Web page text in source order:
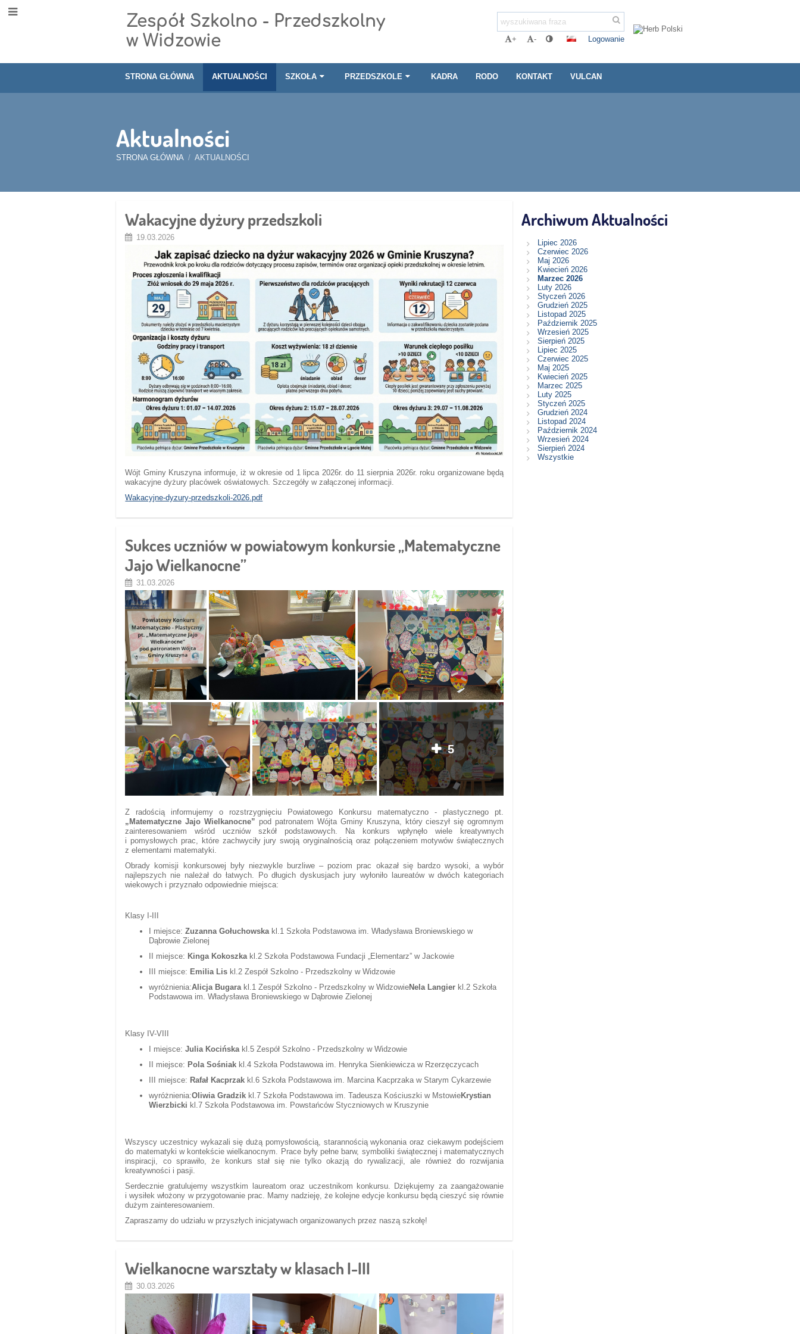
Zespół Szkolno - Przedszkolny
w Widzowie
+ - Logowanie
STRONA GŁÓWNA AKTUALNOŚCI SZKOŁA PRZEDSZKOLE KADRA RODO KONTAKT VULCAN
Aktualności
STRONA GŁÓWNA / AKTUALNOŚCI
Aktualności
Wakacyjne dyżury przedszkoli
19.03.2026
Wójt Gminy Kruszyna informuje, iż w okresie od 1 lipca 2026r. do 11 sierpnia 2026r. roku organizowane będą
wakacyjne dyżury placówek oświatowych. Szczegóły w załączonej informacji.
Wakacyjne-dyzury-przedszkoli-2026.pdf
Sukces uczniów w powiatowym konkursie „Matematyczne
Jajo Wielkanocne”
31.03.2026
5
Z radością informujemy o rozstrzygnięciu Powiatowego Konkursu matematyczno - plastycznego pt.
„Matematyczne Jajo Wielkanocne” pod patronatem Wójta Gminy Kruszyna, który cieszył się ogromnym
zainteresowaniem wśród uczniów szkół podstawowych. Na konkurs wpłynęło wiele kreatywnych
i pomysłowych prac, które zachwyciły jury swoją oryginalnością oraz połączeniem motywów świątecznych
z elementami matematyki.
Obrady komisji konkursowej były niezwykle burzliwe – poziom prac okazał się bardzo wysoki, a wybór
najlepszych nie należał do łatwych. Po długich dyskusjach jury wyłoniło laureatów w dwóch kategoriach
wiekowych i przyznało odpowiednie miejsca:
Klasy I-III
I miejsce:Zuzanna Gołuchowskakl.1 Szkoła Podstawowa im. Władysława Broniewskiego w
Dąbrowie Zielonej
II miejsce: Kinga Kokoszkakl.2 Szkoła Podstawowa Fundacji „Elementarz” w Jackowie
III miejsce: Emilia Lis kl.2 Zespół Szkolno - Przedszkolny w Widzowie
wyróżnienia:Alicja Bugarakl.1 Zespół Szkolno - Przedszkolny w WidzowieNela Langier kl.2 Szkoła
Podstawowa im. Władysława Broniewskiego w Dąbrowie Zielonej
Klasy IV-VIII
I miejsce: Julia Kocińska kl.5 Zespół Szkolno - Przedszkolny w Widzowie
II miejsce: Pola Sośniak kl.4 Szkoła Podstawowa im. Henryka Sienkiewicza w Rzerzęczycach
III miejsce: Rafał Kacprzak kl.6 Szkoła Podstawowa im. Marcina Kacprzaka w Starym Cykarzewie
wyróżnienia:Oliwia Gradzik kl.7 Szkoła Podstawowa im. Tadeusza Kościuszki w MstowieKrystian
Wierzbicki kl.7 Szkoła Podstawowa im. Powstańców Styczniowych w Kruszynie
Wszyscy uczestnicy wykazali się dużą pomysłowością, starannością wykonania oraz ciekawym podejściem
do matematyki w kontekście wielkanocnym. Prace były pełne barw, symboliki świątecznej i matematycznych
inspiracji, co sprawiło, że konkurs stał się nie tylko okazją do rywalizacji, ale również do rozwijania
kreatywności i pasji.
Serdecznie gratulujemy wszystkim laureatom oraz uczestnikom konkursu. Dziękujemy za zaangażowanie
i wysiłek włożony w przygotowanie prac. Mamy nadzieję, że kolejne edycje konkursu będą cieszyć się równie
dużym zainteresowaniem.
Zapraszamy do udziału w przyszłych inicjatywach organizowanych przez naszą szkołę!
Wielkanocne warsztaty w klasach I-III
30.03.2026
Archiwum Aktualności
Lipiec 2026
Czerwiec 2026
Maj 2026
Kwiecień 2026
Marzec 2026
Luty 2026
Styczeń 2026
Grudzień 2025
Listopad 2025
Październik 2025
Wrzesień 2025
Sierpień 2025
Lipiec 2025
Czerwiec 2025
Maj 2025
Kwiecień 2025
Marzec 2025
Luty 2025
Styczeń 2025
Grudzień 2024
Listopad 2024
Październik 2024
Wrzesień 2024
Sierpień 2024
Wszystkie